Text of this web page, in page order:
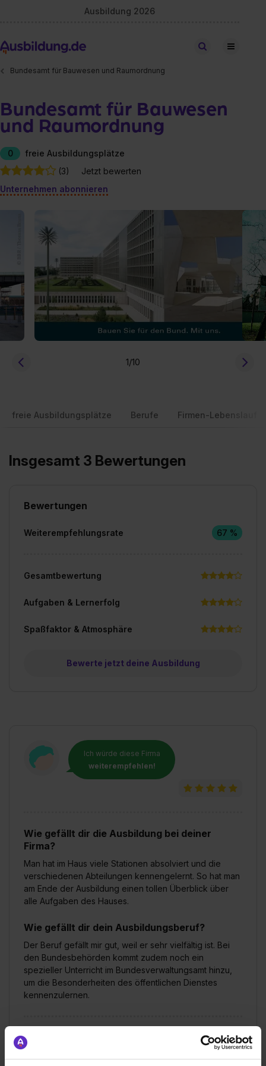
Ausbildung 2026
Stellen finden
Bundesamt für Bauwesen und Raumordnung
Bundesamt für Bauwesen
und Raumordnung
0
freie Ausbildungsplätze
(3)
Jetzt bewerten
Unternehmen abonnieren
1/10
freie Ausbildungsplätze Berufe Firmen-Lebenslauf
Insgesamt 3 Bewertungen
Ich würde diese Firma
weiterempfehlen!
Wie gefällt dir die Ausbildung bei deiner
Firma?
Man hat im Haus viele Stationen absolviert und die
verschiedenen Abteilungen kennengelernt. So hat man
am Ende der Ausbildung einen tollen Überblick über
alle Aufgaben des Hauses.
Wie gefällt dir dein Ausbildungsberuf?
Der Beruf gefällt mir gut, weil er sehr vielfältig ist. Bei
den Bundesbehörden kommt zudem noch ein
spezieller Unterricht im Bundesverwaltungsamt hinzu,
um die Besonderheiten des öffentlichen Dienstes
kennenzulernen.
Bundesamt für Bauwesen und Raumordnung
Bewertungen
Weiterempfehlungsrate 67 %
Gesamtbewertung
Aufgaben & Lernerfolg
Spaßfaktor & Atmosphäre
Bewerte jetzt deine Ausbildung